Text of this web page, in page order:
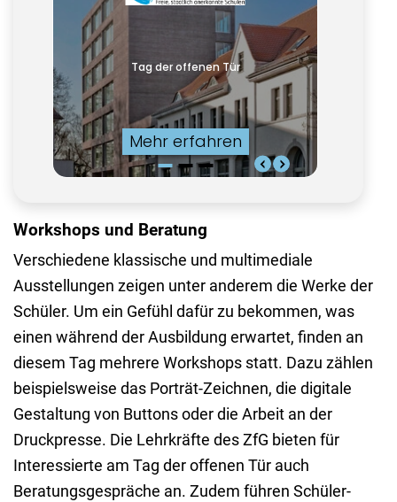
Workshops und Beratung
Verschiedene klassische und multimediale
Ausstellungen zeigen unter anderem die Werke der
Schüler. Um ein Gefühl dafür zu bekommen, was
einen während der Ausbildung erwartet, finden an
diesem Tag mehrere Workshops statt. Dazu zählen
beispielsweise das Porträt-Zeichnen, die digitale
Gestaltung von Buttons oder die Arbeit an der
Druckpresse. Die Lehrkräfte des ZfG bieten für
Interessierte am Tag der offenen Tür auch
Beratungsgespräche an. Zudem führen Schüler-